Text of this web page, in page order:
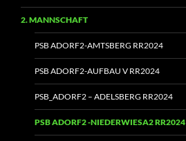
2. MANNSCHAFT
PSB ADORF2-AMTSBERG RR2024
PSB ADORF2-AUFBAU V RR2024
PSB_ADORF2 – ADELSBERG RR2024
PSB ADORF2 ‑NIEDERWIESA2 RR2024